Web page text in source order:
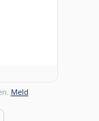
Meld